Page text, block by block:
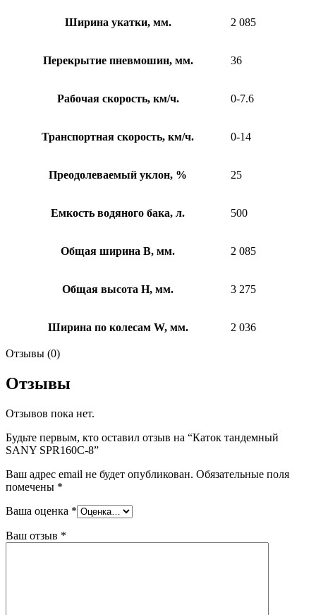
Ширина укатки, мм. 2 085
Перекрытие пневмошин, мм. 36
Рабочая скорость, км/ч. 0-7.6
Транспортная скорость, км/ч. 0-14
Преодолеваемый уклон, % 25
Емкость водяного бака, л. 500
Общая ширина B, мм. 2 085
Общая высота H, мм. 3 275
Ширина по колесам W, мм. 2 036
Отзывы (0)
Отзывы
Отзывов пока нет.
Будьте первым, кто оставил отзыв на “Каток тандемный
SANY SPR160C-8”
Ваш адрес email не будет опубликован. Обязательные поля
помечены *
Ваша оценка *
Ваш отзыв *